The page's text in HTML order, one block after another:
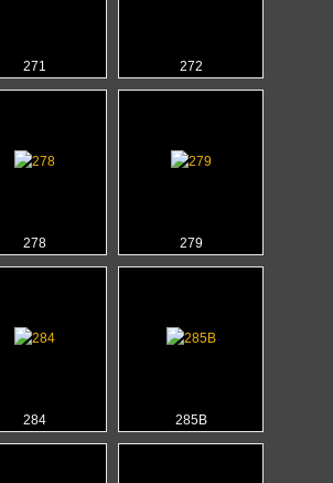
271 272
278 279
284 285B